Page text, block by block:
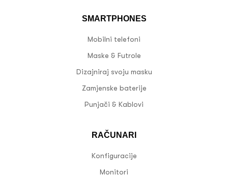
SMARTPHONES
Mobilni telefoni
Maske & Futrole
Dizajniraj svoju masku
Zamjenske baterije
Punjači & Kablovi
RAČUNARI
Konfiguracije
Monitori